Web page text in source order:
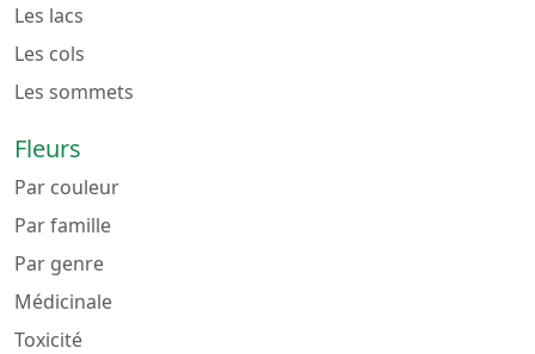
Les lacs
Les cols
Les sommets
Fleurs
Par couleur
Par famille
Par genre
Médicinale
Toxicité